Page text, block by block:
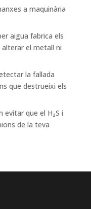
a maquinària
aigua fabrica els
el metall ni
la fallada
que destrueixi els
evitar que el H₂S i
de la teva